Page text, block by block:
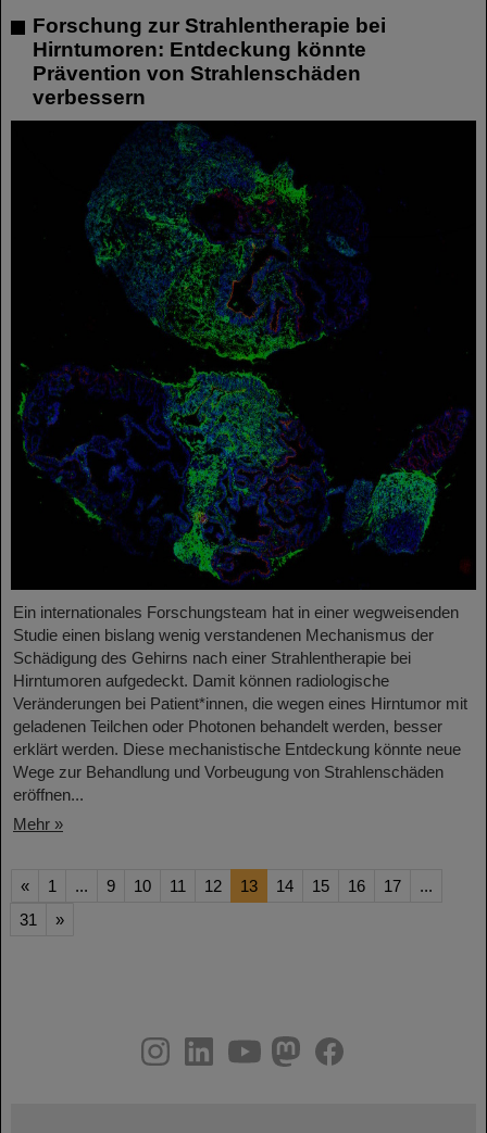
Forschung zur Strahlentherapie bei
Hirntumoren: Entdeckung könnte
Prävention von Strahlenschäden
verbessern
Ein internationales Forschungsteam hat in einer wegweisenden
Studie einen bislang wenig verstandenen Mechanismus der
Schädigung des Gehirns nach einer Strahlentherapie bei
Hirntumoren aufgedeckt. Damit können radiologische
Veränderungen bei Patient*innen, die wegen eines Hirntumor mit
geladenen Teilchen oder Photonen behandelt werden, besser
erklärt werden. Diese mechanistische Entdeckung könnte neue
Wege zur Behandlung und Vorbeugung von Strahlenschäden
eröffnen...
Mehr »
« 1 ... 9 10 11 12 13 14 15 16 17
...
31
»
youtube
helmholtz.social
facebook